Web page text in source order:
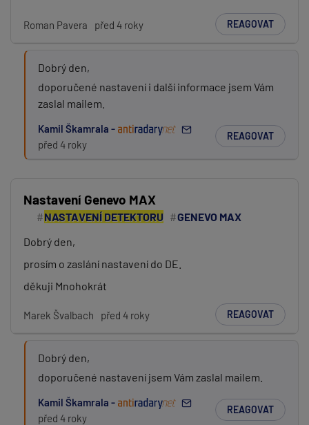
PŘIDAT PŘÍSPĚVEK
Roman Pavera před 4 roky REAGOVAT
Dobrý den,
doporučené nastavení i další informace jsem Vám
zaslal mailem.
Kamil Škamrala -
před 4 roky
REAGOVAT
Nastavení Genevo MAX
NASTAVENÍ DETEKTORU
GENEVO MAX
Dobrý den,
prosím o zaslání nastavení do DE.
děkuji Mnohokrát
Marek Švalbach před 4 roky REAGOVAT
Dobrý den,
doporučené nastavení jsem Vám zaslal mailem.
Kamil Škamrala -
před 4 roky
REAGOVAT